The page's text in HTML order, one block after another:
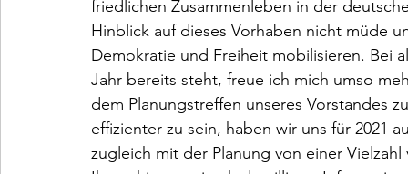
friedlichen Zusammenleben in der
Hinblick auf dieses Vorhaben nicht müde
Demokratie und Freiheit mobilisieren. Bei
Jahr bereits steht, freue ich mich umso
dem Planungstreffen unseres Vorstandes
effizienter zu sein, haben wir uns für 2021
zugleich mit der Planung von einer